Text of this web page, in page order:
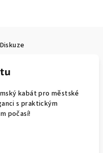
Diskuze
kabát pro městské
s praktickým
počasí!